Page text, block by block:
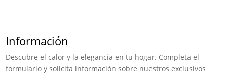
Información
Descubre el calor y la elegancia en tu hogar. Completa el
formulario y solicita información sobre nuestros exclusivos